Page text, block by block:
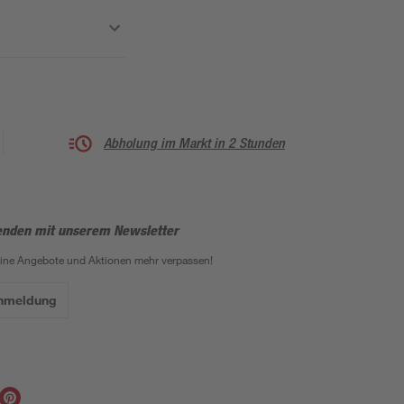
Abholung im Markt in 2 Stunden
mit unserem Newsletter
Angebote und Aktionen mehr verpassen!